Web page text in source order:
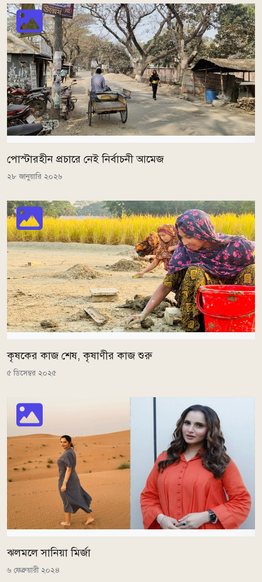
পোস্টারহীন প্রচারে নেই নির্বাচনী আমেজ
২৮ জানুয়ারি ২০২৬
কৃষকের কাজ শেষ, কৃষাণীর কাজ শুরু
৫ ডিসেম্বর ২০২৫
ঝলমলে সানিয়া মির্জা
৬ ফেব্রুয়ারী ২০২৪